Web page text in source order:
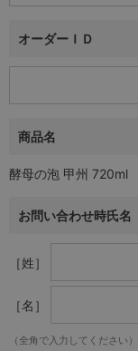
オーダーＩＤ
商品名
酵母の泡 甲州 720ml
お問い合わせ時氏名
［姓］
［名］
（全角で入力してください）